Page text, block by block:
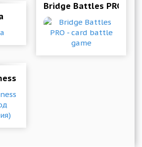
Bridge Battles PRO -
(18+) 0.69 Мод (полная